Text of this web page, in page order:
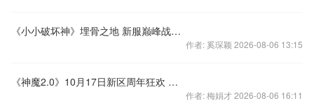
《小小破坏神》埋骨之地 新服巅峰战力排行榜名单
作者: 奚琛颖 2026-08-06 13:15
《神魔2.0》10月17日新区周年狂欢 流量痛快送
作者: 梅娟才 2026-08-06 16:11